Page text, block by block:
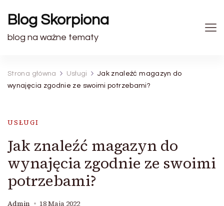
Blog Skorpiona
blog na ważne tematy
Strona główna Usługi
Jak znaleźć magazyn do
wynajęcia zgodnie ze swoimi potrzebami?
USŁUGI
Jak znaleźć magazyn do
wynajęcia zgodnie ze swoimi
potrzebami?
Admin 18 Maja 2022